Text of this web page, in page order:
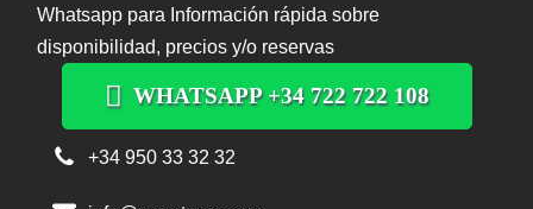
Whatsapp para Información rápida sobre
disponibilidad, precios y/o reservas
WHATSAPP +34 722 722 108
+34 950 33 32 32